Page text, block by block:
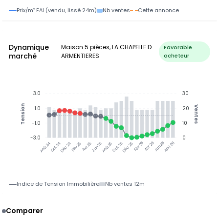
Prix/m² FAI (vendu, lissé 24m) Nb ventes Cette annonce
Dynamique
marché
Maison 5 pièces, LA CHAPELLE D
ARMENTIERES
Favorable
acheteur
Aoû 24Oct 24Déc 24Fév 25Avr 25Jun 25Aoû 25Oct 25Déc 25Fév 26Avr 26Jun 26Aoû 26
30
20
10
0
Ventes
3.0
1.0
-1.0
-3.0
Tension
Indice de Tension Immobilière Nb ventes 12m
Comparer